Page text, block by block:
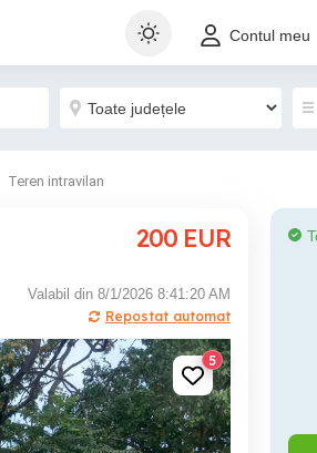
Contul meu
Teren intravilan
200 EUR
Valabil din 8/1/2026 8:41:20 AM
Repostat automat
5